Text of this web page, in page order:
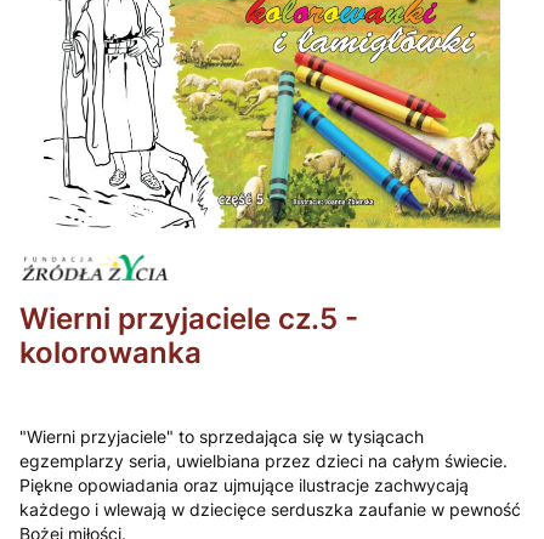
Wierni przyjaciele cz.5 -
kolorowanka
"Wierni przyjaciele" to sprzedająca się w tysiącach
egzemplarzy seria, uwielbiana przez dzieci na całym świecie.
Piękne opowiadania oraz ujmujące ilustracje zachwycają
każdego i wlewają w dziecięce serduszka zaufanie w pewność
Bożej miłości.